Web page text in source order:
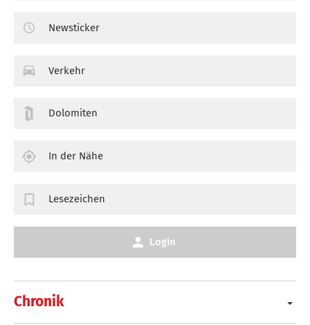
Chronik
Newsticker
Verkehr
Dolomiten
In der Nähe
Lesezeichen
Login